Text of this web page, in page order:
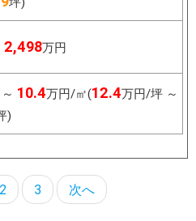
2,498万円
10.4万円/㎡(12.4万円/坪 ～
)
2 3 次へ